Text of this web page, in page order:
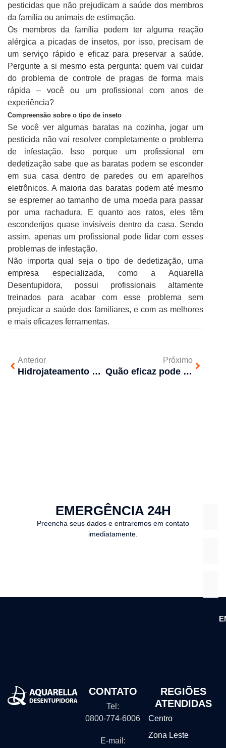
pesticidas que não prejudicam a saúde dos membros
da família ou animais de estimação.
Os membros da família podem ter alguma reação
alérgica a picadas de insetos, por isso, precisam de
um serviço rápido e eficaz para preservar a saúde.
Pergunte a si mesmo esta pergunta: quem vai cuidar
do problema de controle de pragas de forma mais
rápida – você ou um profissional com anos de
experiência?
Compreensão sobre o tipo de inseto
Se você ver algumas baratas na cozinha, jogar um
pesticida não vai resolver completamente o problema
de infestação. Isso porque um profissional em
dedetização sabe que as baratas podem se esconder
em sua casa dentro de paredes ou em aparelhos
eletrônicos. A maioria das baratas podem até mesmo
se espremer ao tamanho de uma moeda para passar
por uma rachadura. E quanto aos ratos, eles têm
esconderijos quase invisíveis dentro da casa. Sendo
assim, apenas um profissional pode lidar com esses
problemas de infestação.
Não importa qual seja o tipo de dedetização, uma
empresa especializada, como a Aquarella
Desentupidora, possui profissionais altamente
treinados para acabar com esse problema sem
prejudicar a saúde dos familiares, e com as melhores
e mais eficazes ferramentas.
Anterior
Hidrojateamento vs desentupidores comuns
Próximo
Quão eficaz pode ser um hidrojateamento?
EMERGÊNCIA 24H
Preencha seus dados e entraremos em contato
imediatamente.
CONTATO
Tel:
0800-774-6006
E-mail:
REGIÕES
ATENDIDAS
Centro
Zona Leste